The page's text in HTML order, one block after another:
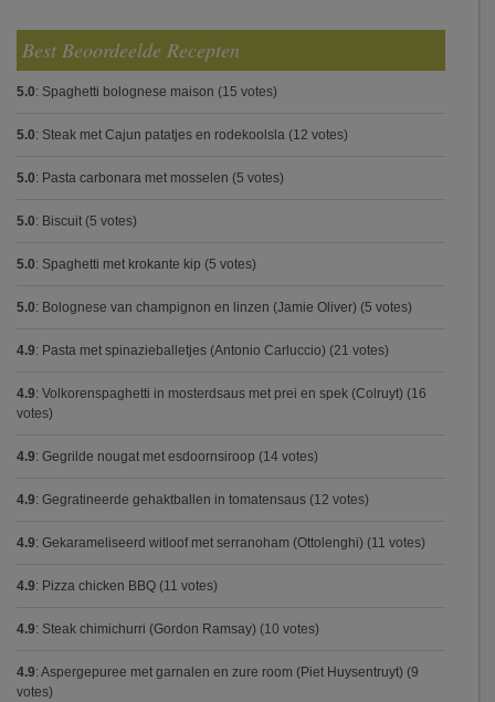
Best Beoordeelde Recepten
5.0: Spaghetti bolognese maison (15 votes)
5.0: Steak met Cajun patatjes en rodekoolsla (12 votes)
5.0: Pasta carbonara met mosselen (5 votes)
5.0: Biscuit (5 votes)
5.0: Spaghetti met krokante kip (5 votes)
5.0: Bolognese van champignon en linzen (Jamie Oliver) (5 votes)
4.9: Pasta met spinazieballetjes (Antonio Carluccio) (21 votes)
4.9: Volkorenspaghetti in mosterdsaus met prei en spek (Colruyt) (16
votes)
4.9: Gegrilde nougat met esdoornsiroop (14 votes)
4.9: Gegratineerde gehaktballen in tomatensaus (12 votes)
4.9: Gekarameliseerd witloof met serranoham (Ottolenghi) (11 votes)
4.9: Pizza chicken BBQ (11 votes)
4.9: Steak chimichurri (Gordon Ramsay) (10 votes)
4.9: Aspergepuree met garnalen en zure room (Piet Huysentruyt) (9
votes)